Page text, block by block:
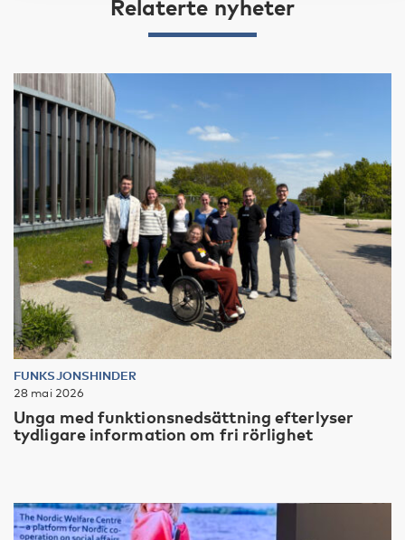
Relaterte nyheter
FUNKSJONSHINDER
28 mai 2026
Unga med funktionsnedsättning efterlyser
tydligare information om fri rörlighet